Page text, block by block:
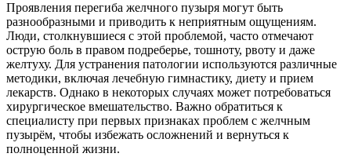
Проявления перегиба желчного пузыря могут быть
разнообразными и приводить к неприятным ощущениям.
Люди, столкнувшиеся с этой проблемой, часто отмечают
острую боль в правом подреберье, тошноту, рвоту и даже
желтуху. Для устранения патологии используются различные
методики, включая лечебную гимнастику, диету и прием
лекарств. Однако в некоторых случаях может потребоваться
хирургическое вмешательство. Важно обратиться к
специалисту при первых признаках проблем с желчным
пузырём, чтобы избежать осложнений и вернуться к
полноценной жизни.